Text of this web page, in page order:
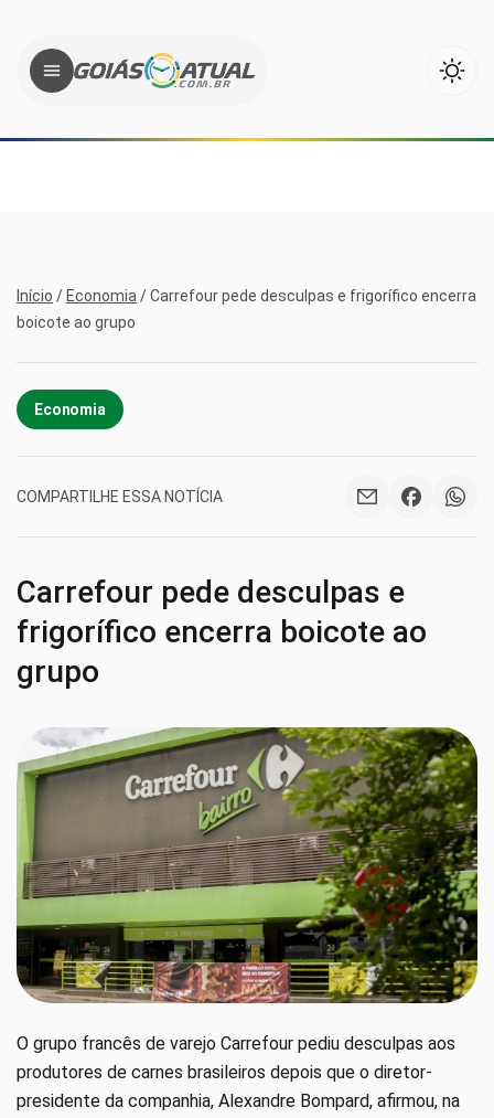
Início / Economia /Carrefour pede desculpas e frigorífico encerra
boicote ao grupo
Economia
COMPARTILHE ESSA NOTÍCIA
Carrefour pede desculpas e
frigorífico encerra boicote ao
grupo
O grupo francês de varejo Carrefour pediu desculpas aos
produtores de carnes brasileiros depois que o diretor-
presidente da companhia, Alexandre Bompard, afirmou, na